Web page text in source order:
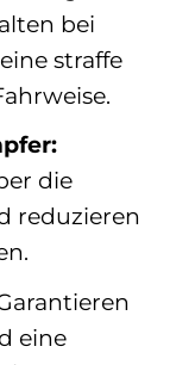
bei
straffe
die
reduzieren
eine